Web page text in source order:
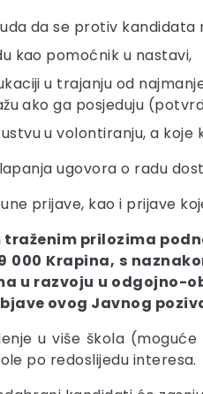
da se protiv
kao pomoćnik u nastavi,
u trajanju od
ako ga posjeduju
u volontiranju, a
ugovora o radu
prijave, kao i prijave
traženim prilozima
000 Krapina, s
u razvoju u odgojno-
ovog Javnog
u više škola
po redoslijedu interesa.